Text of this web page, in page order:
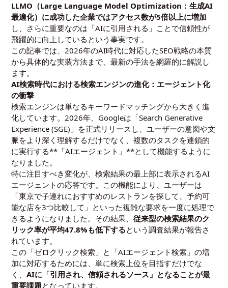
LLMO（Large Language Model Optimization：生成AI
最適化）に成功した企業ではアクセス数が5倍以上に増加
し、さらに重要なのは「AIに引用される」ことで信頼性が
飛躍的に向上しているという事実です。
この記事では、2026年のAI時代に対応したSEO戦略の本質
から具体的な実装方法まで、最新の手法を網羅的に解説し
ます。
AI検索時代における検索エンジンの進化：エージェント化
の衝撃
検索エンジンは単なるキーワードマッチングから大きく進
化しています。2026年、Googleは「Search Generative
Experience (SGE)」を正式リリースし、ユーザーの意図や文
脈をより深く理解するだけでなく、複数のタスクを連鎖的
に実行する**「AIエージェント」**として機能するように
なりました。
特に注目すべき変化が、検索結果の最上部に表示されるAI
エージェントの応答です。この機能により、ユーザーは
「東京で子連れにおすすめのレストランを探して、予約可
能な店を3つ比較して」といった複雑な要求を一度に処理で
きるようになりました。その結果、従来型の検索結果のク
リック率が平均47.8%も低下するという調査結果が報告さ
れています。
この「ゼロクリック検索」と「AIエージェント検索」の増
加に対応するためには、単に検索上位を目指すだけでな
く、AIに「引用され、信頼されるソース」となることが最
重要課題となっています。